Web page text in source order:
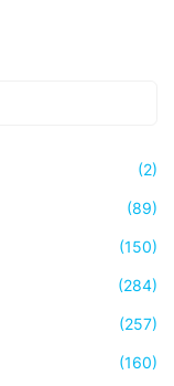
(2)
(89)
(150)
(284)
(257)
(160)